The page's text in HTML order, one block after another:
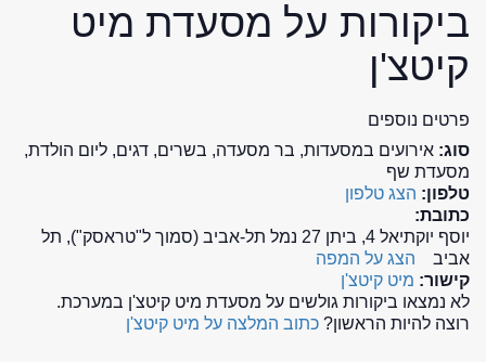
ביקורות על מסעדת מיט
קיטצ'ן
פרטים נוספים
סוג: אירועים במסעדות, בר מסעדה, בשרים, דגים, ליום הולדת,
מסעדת שף
טלפון: הצג טלפון
כתובת:
יוסף יוקתיאל 4, ביתן 27 נמל תל-אביב (סמוך ל"טראסק"), תל
אביב
הצג על המפה
קישור: מיט קיטצ'ן
לא נמצאו ביקורות גולשים על מסעדת מיט קיטצ'ן במערכת.
רוצה להיות הראשון? כתוב המלצה על מיט קיטצ'ן